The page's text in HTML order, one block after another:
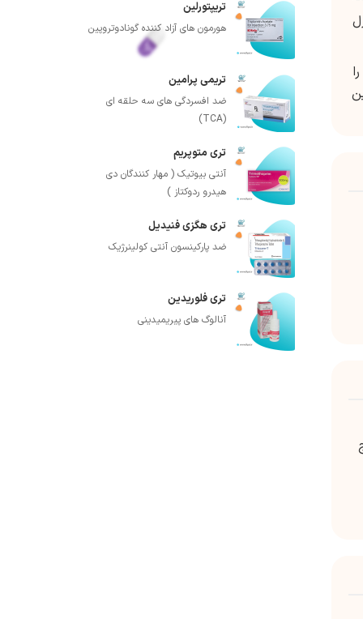
تریپتورلین
هورمون های آزاد کننده گونادوتروپین
تریمی پرامین
ضد افسردگی های سه حلقه ای
(TCA)
تری متوپریم
آنتی بیوتیک ( مهار کنندگان دی
هیدرو ردوکتاز )
تری هگزی فنیدیل
ضد پارکینسون آنتی کولینرژیک
تری فلوریدین
آنالوگ های پیریمیدینی